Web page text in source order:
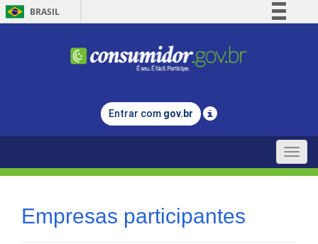
BRASIL
Comunica BR
Legislação
Entrar com gov.br
Toggle
Empresas participantes